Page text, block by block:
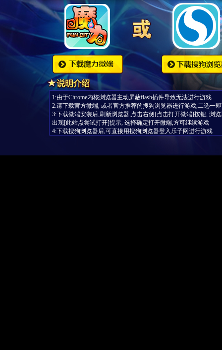
1:由于Chrome内核浏览器主动屏蔽flash插件导致无法进行游戏
2:请下载官方微端, 或者官方推荐的搜狗浏览器进行游戏,二选一
3:下载微端安装后,刷新浏览器,点击右侧[点击打开微端]按钮, 浏
出现[此站点尝试打开]提示, 选择确定打开微端,方可继续游戏
4:下载搜狗浏览器后,可直接用搜狗浏览器登入乐子网进行游戏